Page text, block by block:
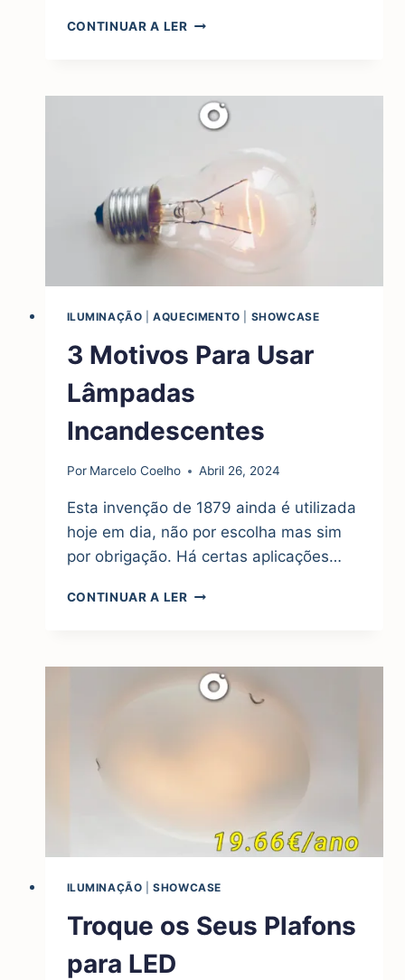
CONTINUAR A LERLEDS
ILUMINAÇÃO |AQUECIMENTO SHOWCASE
3 Motivos Para Usar
Lâmpadas
Incandescentes
Por Marcelo Coelho Abril 26, 2024
Esta invenção de 1879 ainda é utilizada
hoje em dia, não por escolha mas sim
por obrigação. Há certas aplicações…
CONTINUAR A LER3
LÂMPADAS
INCANDESCENTES
ILUMINAÇÃO |SHOWCASE
Troque os Seus Plafons
para LED